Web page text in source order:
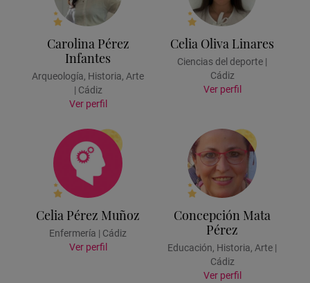
Carolina Pérez
Infantes
Arqueología, Historia, Arte
| Cádiz
Ver perfil
Celia Oliva Linares
Ciencias del deporte |
Cádiz
Ver perfil
Celia Pérez Muñoz
Enfermería | Cádiz
Ver perfil
Concepción Mata
Pérez
Educación, Historia, Arte |
Cádiz
Ver perfil